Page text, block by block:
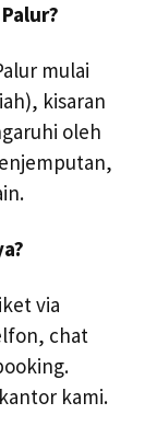
mulai
kisaran
oleh
via
chat
kami.